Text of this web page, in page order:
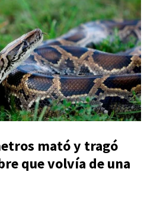
mató y tragó
que volvía de una